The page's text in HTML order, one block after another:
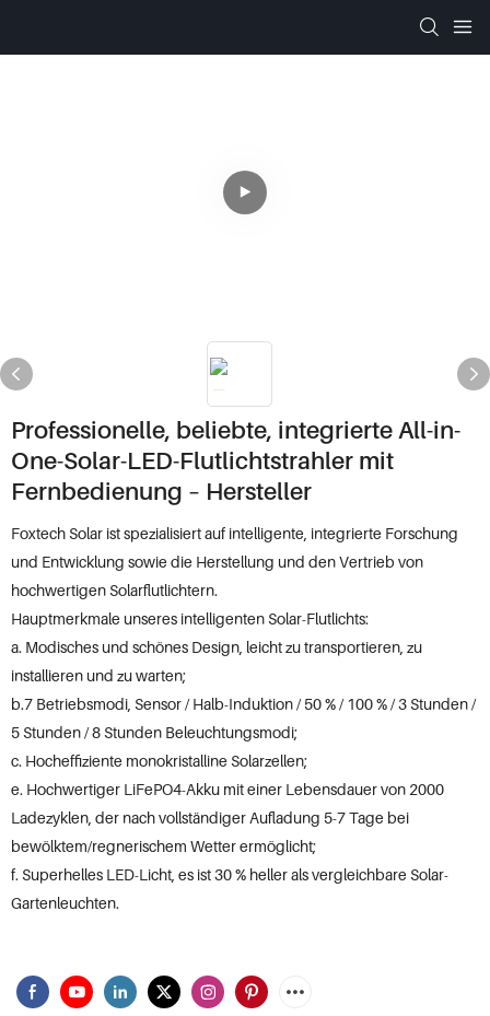
Professionelle, beliebte, integrierte All-in-
One-Solar-LED-Flutlichtstrahler mit
Fernbedienung – Hersteller
Foxtech Solar ist spezialisiert auf intelligente, integrierte Forschung
und Entwicklung sowie die Herstellung und den Vertrieb von
hochwertigen Solarflutlichtern.
Hauptmerkmale unseres intelligenten Solar-Flutlichts:
a. Modisches und schönes Design, leicht zu transportieren, zu
installieren und zu warten;
b.7 Betriebsmodi, Sensor / Halb-Induktion / 50 % / 100 % / 3 Stunden /
5 Stunden / 8 Stunden Beleuchtungsmodi;
c. Hocheffiziente monokristalline Solarzellen;
e. Hochwertiger LiFePO4-Akku mit einer Lebensdauer von 2000
Ladezyklen, der nach vollständiger Aufladung 5-7 Tage bei
bewölktem/regnerischem Wetter ermöglicht;
f. Superhelles LED-Licht, es ist 30 % heller als vergleichbare Solar-
Gartenleuchten.